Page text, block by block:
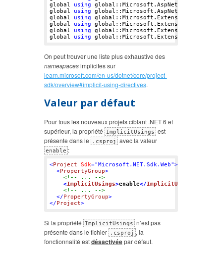
global using global::Microsoft.AspNetCore.Http
global using global::Microsoft.AspNetCore.Routing
global using
global using
global using global::Microsoft.Extensions.Hosting
global using
On peut trouver une liste plus exhaustive des
namespacesimplicites sur
learn.microsoft.com/en-us/dotnet/core/project-
sdk/overview#implicit-using-directives.
Valeur par défaut
Pour tous les nouveaux projets ciblant .NET 6 et
supérieur, la propriété
ImplicitUsings est
présente dans le
.csproj avec la valeur
enable :
<Project Sdk="Microsoft.NET.Sdk.Web">
<PropertyGroup>
<!-- ... -->
<ImplicitUsings>enable</ImplicitUsings
<!-- ... -->
</PropertyGroup>
</Project>
Si la propriété ImplicitUsings n’est pas
présente dans le fichier
.csproj , la
fonctionnalité estdésactivéepar défaut.